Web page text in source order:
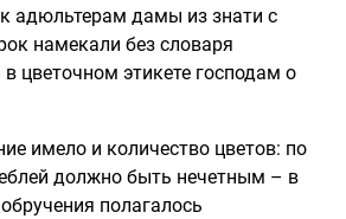
адюльтерам дамы из знати с
намекали без словаря
цветочном этикете господам о
имело и количество цветов: по
должно быть нечетным – в
полагалось